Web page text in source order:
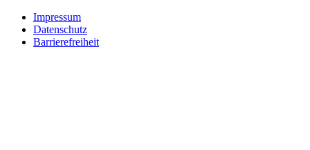
Impressum
Datenschutz
Barrierefreiheit